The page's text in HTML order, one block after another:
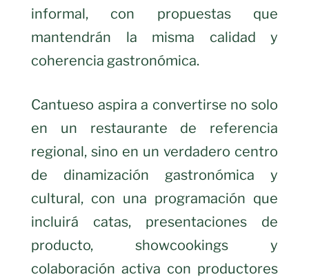
informal, con propuestas que
mantendrán la misma calidad y
coherencia gastronómica.
Cantueso aspira a convertirse no solo
en un restaurante de referencia
regional, sino en un verdadero centro
de dinamización gastronómica y
cultural, con una programación que
incluirá catas, presentaciones de
producto, showcookings y
colaboración activa con productores